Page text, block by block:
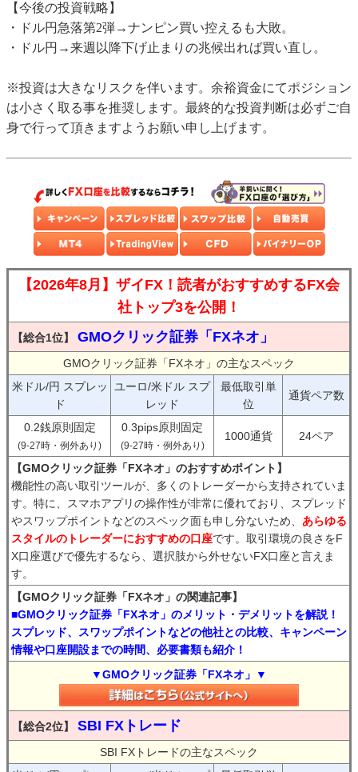
【今後の投資戦略】
・ドル円急落第2弾→ナンピン買い控えるも大敗。
・ドル円→来週以降下げ止まりの兆候出れば買い直し。
※投資は大きなリスクを伴います。余裕資金にてポジション
は小さく取る事を推奨します。最終的な投資判断は必ずご自
身で行って頂きますようお願い申し上げます。
【2026年8月】ザイFX！読者がおすすめするFX会
社トップ3を公開！
【総合1位】 GMOクリック証券「FXネオ」
GMOクリック証券「FXネオ」の主なスペック
米ドル/円 スプレッ
ド
ユーロ/米ドル スプ
レッド
最低取引単
位
通貨ペア数
0.2銭原則固定
(9-27時・例外あり)
0.3pips原則固定
(9-27時・例外あり)
1000通貨 24ペア
【GMOクリック証券「FXネオ」のおすすめポイント】
機能性の高い取引ツールが、多くのトレーダーから支持されていま
す。特に、スマホアプリの操作性が非常に優れており、スプレッド
やスワップポイントなどのスペック面も申し分ないため、 あらゆる
スタイルのトレーダーにおすすめの口座です。取引環境の良さをF
X口座選びで優先するなら、選択肢から外せないFX口座と言えま
す。
【GMOクリック証券「FXネオ」の関連記事】
■GMOクリック証券「FXネオ」のメリット・デメリットを解説！
スプレッド、スワップポイントなどの他社との比較、キャンペーン
情報や口座開設までの時間、必要書類も紹介！
▼GMOクリック証券「FXネオ」▼
【総合2位】 SBI FXトレード
SBI FXトレードの主なスペック